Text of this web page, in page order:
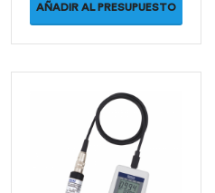
AÑADIR AL PRESUPUESTO